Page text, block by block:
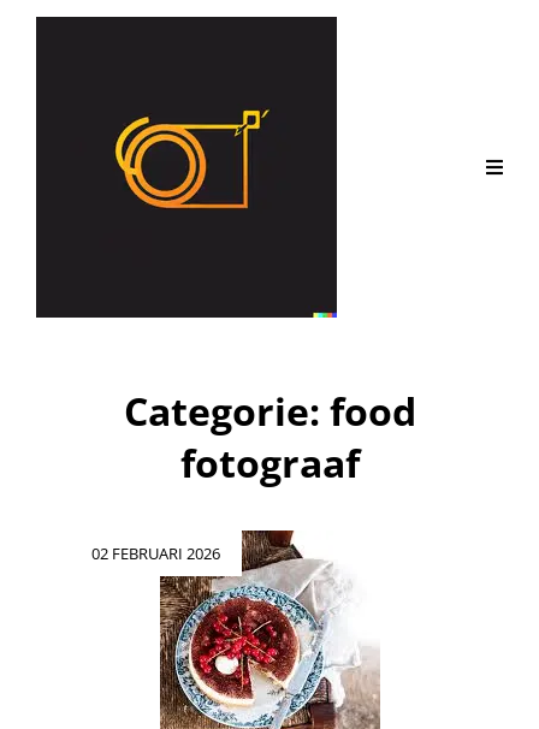
Categorie: food
fotograaf
02 FEBRUARI 2026